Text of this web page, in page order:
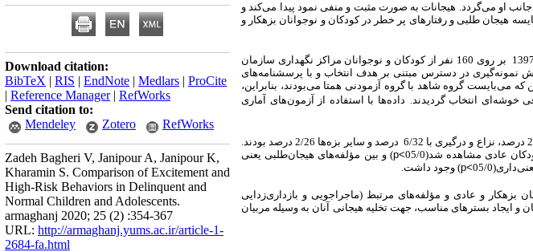
جانب او می‌گردد. هیجانات به صورت مثبت و منفی نمود پیدا می‌کند و
هیجان طلبی و رفتارهای پر خطر در کودکان و نوجوانان بزهکار و
مقایسه‌ای است که در سال 1397 بر روی 160 نفر از کودکان و نوجوانان مراکز نگهداری سازمان
در دو گروه80 نفره(مورد، شاهد)، به روش نمونه‌گیری در دسترس مبتنی بر هدف انتخاب و با پرسشنامه‌های
می‌بایست گروه شاهد با گروه آزمودنی همتا می‌بودند، بنابراین،
خوشه‌ای انتخاب گردیدند. داده‌ها با استفاده از آزمون‌های آماری
نتایج این مطالعه نشان داد که بیشترین بزه کودکان و نوجوانان به ترتیب سرقت با 2/41 درصد، نزاع و درگیری با 6/32 درصد و سایر بزه‌ها 2/26 درصد بودند.
عادی مشاهده شد(05/0
p<) و بین مؤلفه‌های هیجان‌طلبی یعنی
0
p<) وجود داشت.
و عادی و مؤلفه‌های مرتبط (ماجراجویی و بازداری‌زدایی
و ایجاد بسترهای مناسب، جهت تخلیه هیجانی آنان به وسیله مربیان
Download citation:
BibTeX | RIS | EndNote | Medlars | ProCite
| Reference Manager| RefWorks
Send citation to:
Mendeley
Zotero RefWorks
Zadeh Bagheri V, Janipour A, Janipour K,
Kharamin S. Comparison of Excitement and
High-Risk Behaviors in Delinquent and
Normal Children and Adolescents.
armaghanj 2020; 25 (2) :354-367
URL: http://armaghanj.yums.ac.ir/article-1-
2684-fa.html